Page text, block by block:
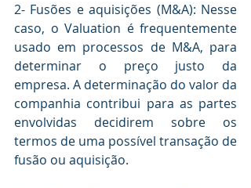
2- Fusões e aquisições (M&A): Nesse
caso, o Valuation é frequentemente
usado em processos de M&A, para
determinar o preço justo da
empresa. A determinação do valor da
companhia contribui para as partes
envolvidas decidirem sobre os
termos de uma possível transação de
fusão ou aquisição.